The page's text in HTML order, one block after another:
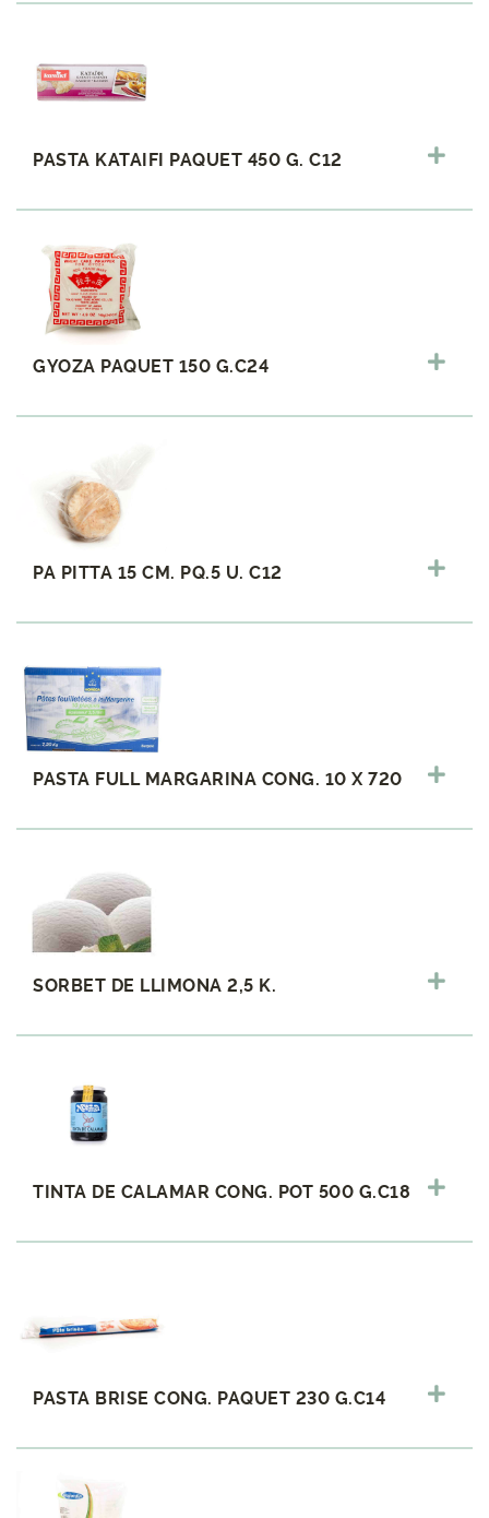
PASTA KATAIFI PAQUET 450 G. C12
GYOZA PAQUET 150 G.C24
PA PITTA 15 CM. PQ.5 U. C12
PASTA FULL MARGARINA CONG. 10 X 720
SORBET DE LLIMONA 2,5 K.
TINTA DE CALAMAR CONG. POT 500 G.C18
PASTA BRISE CONG. PAQUET 230 G.C14